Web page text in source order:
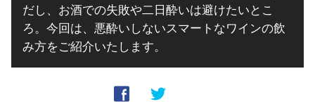
だし、お酒での失敗や二日酔いは避けたいとこ
ろ。今回は、悪酔いしないスマートなワインの飲
み方をご紹介いたします。